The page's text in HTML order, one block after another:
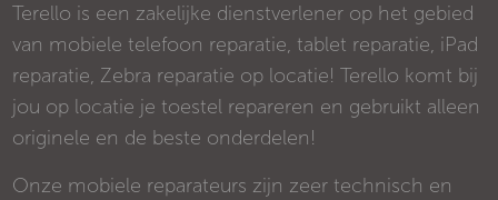
Terello is een zakelijke dienstverlener op het gebied
van mobiele telefoon reparatie, tablet reparatie, iPad
reparatie, Zebra reparatie op locatie! Terello komt bij
jou op locatie je toestel repareren en gebruikt alleen
originele en de beste onderdelen!
Onze mobiele reparateurs zijn zeer technisch en